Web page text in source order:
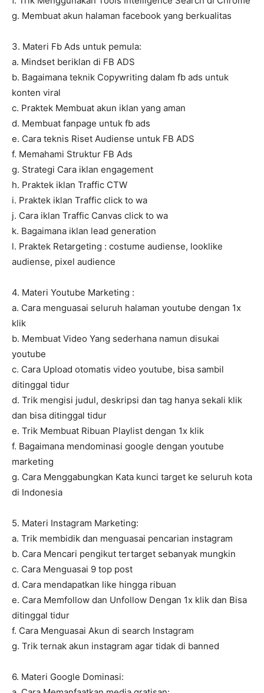
g. Membuat akun halaman facebook yang berkualitas
3. Materi Fb Ads untuk pemula:
a. Mindset beriklan di FB ADS
b. Bagaimana teknik Copywriting dalam fb ads untuk
konten viral
c. Praktek Membuat akun iklan yang aman
d. Membuat fanpage untuk fb ads
e. Cara teknis Riset Audiense untuk FB ADS
f. Memahami Struktur FB Ads
g. Strategi Cara iklan engagement
h. Praktek iklan Traffic CTW
i. Praktek iklan Traffic click to wa
j. Cara iklan Traffic Canvas click to wa
k. Bagaimana iklan lead generation
l. Praktek Retargeting : costume audiense, looklike
audiense, pixel audience
4. Materi Youtube Marketing :
a. Cara menguasai seluruh halaman youtube dengan 1x
klik
b. Membuat Video Yang sederhana namun disukai
youtube
c. Cara Upload otomatis video youtube, bisa sambil
ditinggal tidur
d. Trik mengisi judul, deskripsi dan tag hanya sekali klik
dan bisa ditinggal tidur
e. Trik Membuat Ribuan Playlist dengan 1x klik
f. Bagaimana mendominasi google dengan youtube
marketing
g. Cara Menggabungkan Kata kunci target ke seluruh kota
di Indonesia
5. Materi Instagram Marketing:
a. Trik membidik dan menguasai pencarian instagram
b. Cara Mencari pengikut tertarget sebanyak mungkin
c. Cara Menguasai 9 top post
d. Cara mendapatkan like hingga ribuan
e. Cara Memfollow dan Unfollow Dengan 1x klik dan Bisa
ditinggal tidur
f. Cara Menguasai Akun di search Instagram
g. Trik ternak akun instagram agar tidak di banned
6. Materi Google Dominasi: